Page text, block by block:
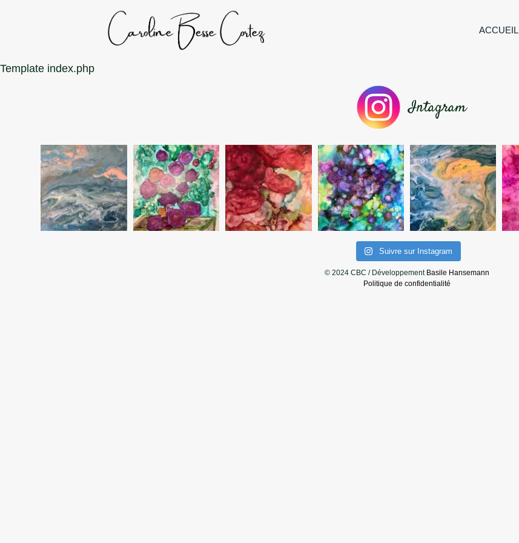
ACCUEIL
Template index.php
Intagram
Suivre sur Instagram
© 2024 CBC / Développement Basile Hansemann
Politique de confidentialité